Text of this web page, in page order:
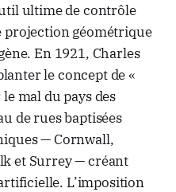
ultime de contrôle
projection géométrique
En 1921, Charles
le concept de «
mal du pays des
de rues baptisées
— Cornwall,
et Surrey — créant
L’imposition